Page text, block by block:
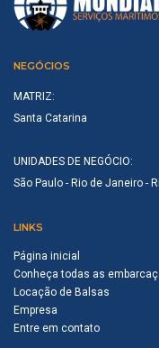
NEGÓCIOS
MATRIZ:
Santa Catarina
UNIDADES DE NEGÓCIO:
São Paulo - Rio de Janeiro -
LINKS
Página inicial
Conheça todas as
Locação de Balsas
Empresa
Entre em contato